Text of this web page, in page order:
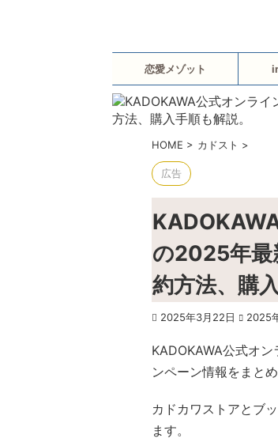
恋愛メゾット
HOME > カドスト >
広告
の2025年最
約方法、購
2025年3月22日 2025
KADOKAWA公式オ
ンペーン情報をまとめ
カドカワストアとブ
ます。